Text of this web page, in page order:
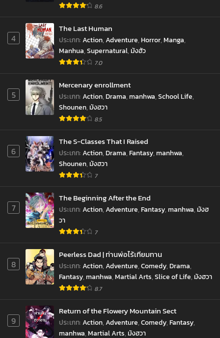
8.6
4
The Last Human
ประเภท:Action,Adventure,Horror,Manga,
Manhua,Supernatural,มังฮัว
7.0
5
Mercenary enrollment
ประเภท:Action,Drama,manhwa,School Life,
Shounen,มังฮวา
8.5
6
The S-Classes That I Raised
ประเภท:Action,Drama,Fantasy,manhwa,
Shounen,มังฮวา
7
7
The Beginning After the End
ประเภท:Action,Adventure,Fantasy,manhwa,มังฮ
วา
7
8
Peerless Dad | ท่านพ่อไร้เทียมทาน
ประเภท:Action,Adventure,Comedy,Drama,
Fantasy,manhwa,Martial Arts,Slice of Life,มังฮวา
8.7
9
Return of the Flowery Mountain Sect
ประเภท:Action,Adventure,Comedy,Fantasy,
manhwa,Martial Arts,มังฮวา